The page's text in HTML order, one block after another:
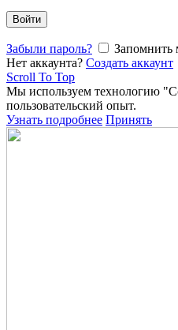
Войти
Забыли пароль?
Запомнить
Нет аккаунта? Создать аккаунт
Scroll To Top
Мы используем технологию
пользовательский опыт.
Узнать подробнее Принять